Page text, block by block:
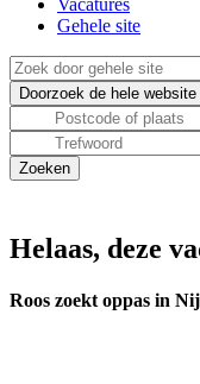
Vacatures
Gehele site
Helaas, deze
Roos zoekt oppas in